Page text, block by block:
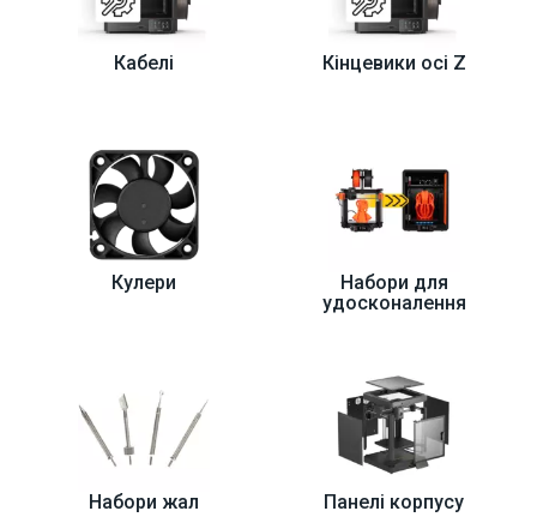
Кабелі Кінцевики осі Z
Кулери
Набори для
удосконалення
Набори жал Панелі корпусу